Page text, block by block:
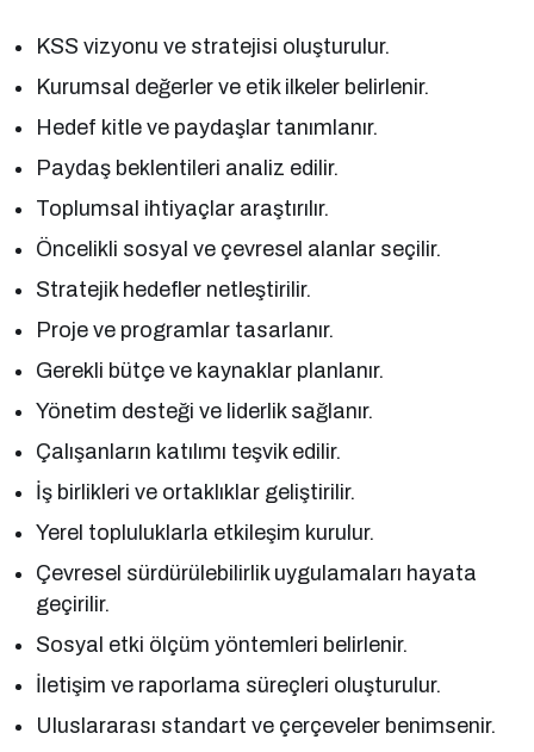
KSS vizyonu ve stratejisi oluşturulur.
Kurumsal değerler ve etik ilkeler belirlenir.
Hedef kitle ve paydaşlar tanımlanır.
Paydaş beklentileri analiz edilir.
Toplumsal ihtiyaçlar araştırılır.
Öncelikli sosyal ve çevresel alanlar seçilir.
Stratejik hedefler netleştirilir.
Proje ve programlar tasarlanır.
Gerekli bütçe ve kaynaklar planlanır.
Yönetim desteği ve liderlik sağlanır.
Çalışanların katılımı teşvik edilir.
İş birlikleri ve ortaklıklar geliştirilir.
Yerel topluluklarla etkileşim kurulur.
Çevresel sürdürülebilirlik uygulamaları hayata
geçirilir.
Sosyal etki ölçüm yöntemleri belirlenir.
İletişim ve raporlama süreçleri oluşturulur.
Uluslararası standart ve çerçeveler benimsenir.